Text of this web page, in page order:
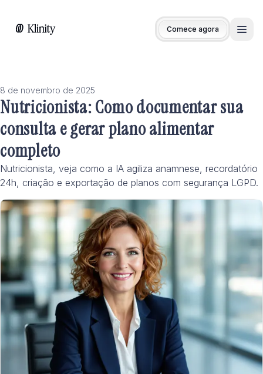
Comece agora
8 de novembro de 2025
Nutricionista: Como documentar sua
consulta e gerar plano alimentar
completo
Nutricionista, veja como a IA agiliza anamnese, recordatório
24h, criação e exportação de planos com segurança LGPD.